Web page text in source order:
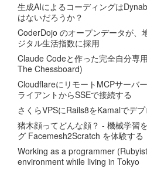
生成AIによるコーディングは
はないだろうか？
CoderDojo のオープンデータが、
ジタル生活指数に採用
Claude Codeと作った完全自分専
The Chessboard)
CloudflareにリモートMCPサーバ
ライアントからSSEで接続する
さくらVPSにRails8をKamalでデ
猪木顔ってどんな顔？ - 機械学習
グ Facemesh2Scratch を体験する
Working as a programmer
environment while living in Tokyo